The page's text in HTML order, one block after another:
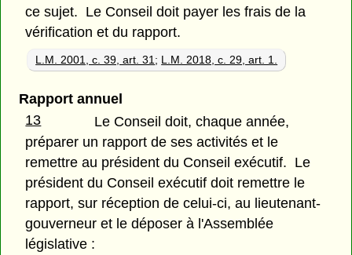
ce sujet. Le Conseil doit payer les frais de la
vérification et du rapport.
L.M. 2001, c. 39, art. 31; L.M. 2018, c. 29, art. 1.
Rapport annuel
13
Le Conseil doit, chaque année,
préparer un rapport de ses activités et le
remettre au président du Conseil exécutif. Le
président du Conseil exécutif doit remettre le
rapport, sur réception de celui-ci, au lieutenant-
gouverneur et le déposer à l'Assemblée
législative :